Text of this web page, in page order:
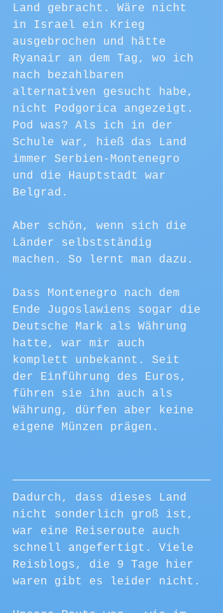
Land gebracht. Wäre nicht
in Israel ein Krieg
ausgebrochen und hätte
Ryanair an dem Tag, wo ich
nach bezahlbaren
alternativen gesucht habe,
nicht Podgorica angezeigt.
Pod was? Als ich in der
Schule war, hieß das Land
immer Serbien-Montenegro
und die Hauptstadt war
Belgrad.
Aber schön, wenn sich die
Länder selbstständig
machen. So lernt man dazu.
Dass Montenegro nach dem
Ende Jugoslawiens sogar die
Deutsche Mark als Währung
hatte, war mir auch
komplett unbekannt. Seit
der Einführung des Euros,
führen sie ihn auch als
Währung, dürfen aber keine
eigene Münzen prägen.
Dadurch, dass dieses Land
nicht sonderlich groß ist,
war eine Reiseroute auch
schnell angefertigt. Viele
Reisblogs, die 9 Tage hier
waren gibt es leider nicht.